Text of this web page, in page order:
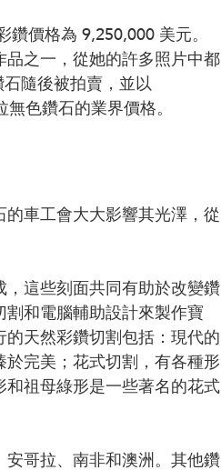
價格為 9,250,000 美元。
之一，從她的許多照片中都
隨後被拍賣，並以
色鑽石的業界價格。
車工會大大影響其光澤，從
這些刻面共同有助於改變鑽
和電腦輔助設計來製作寶
天然彩鑽切割包括：現代的
完美；花式切割，有各種形
祖母綠形是一些著名的花式
哥拉、南非和澳洲。其他鑽